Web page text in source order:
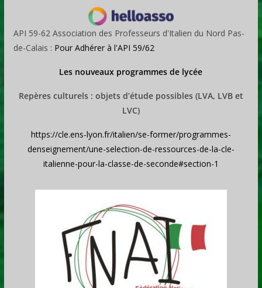
API 59-62 Association des Professeurs d'Italien du Nord Pas-
de-Calais : Pour Adhérer à l'API 59/62
Les nouveaux programmes de lycée
Repères culturels : objets d’étude possibles (LVA, LVB et
LVC)
https://cle.ens-lyon.fr/italien/se-former/programmes-
denseignement/une-selection-de-ressources-de-la-cle-
italienne-pour-la-classe-de-seconde#section-1